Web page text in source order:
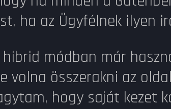
ha az Ügyfélnek ilyen
hibrid módban már
volna összerakni az
hogy saját kezet